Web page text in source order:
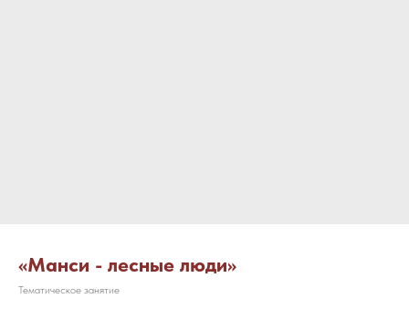
«Манси - лесные люди»
Тематическое занятие